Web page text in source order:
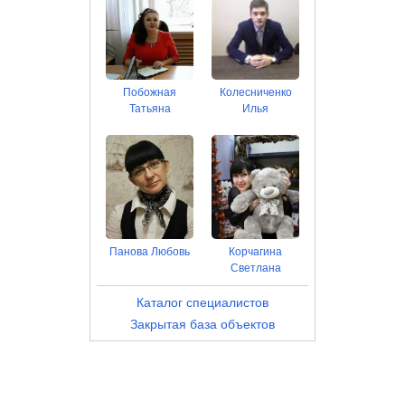
Побожная
Татьяна
Колесниченко
Илья
Панова Любовь
Корчагина
Светлана
Каталог специалистов
Закрытая база объектов